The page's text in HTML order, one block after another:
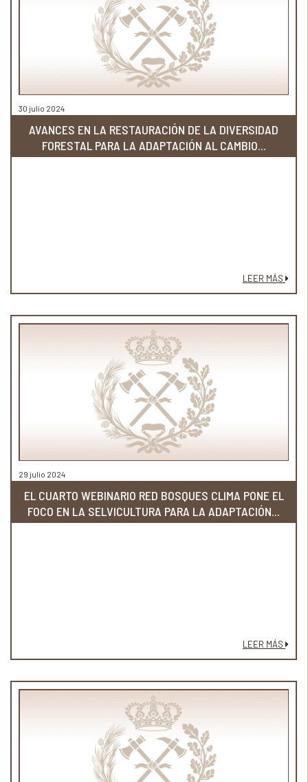
30 julio 2024
AVANCES EN LA RESTAURACIÓN DE LA DIVERSIDAD
FORESTAL PARA LA ADAPTACIÓN AL CAMBIO...
LEER MÁS
29 julio 2024
EL CUARTO WEBINARIO RED BOSQUES CLIMA PONE EL
FOCO EN LA SELVICULTURA PARA LA ADAPTACIÓN...
LEER MÁS